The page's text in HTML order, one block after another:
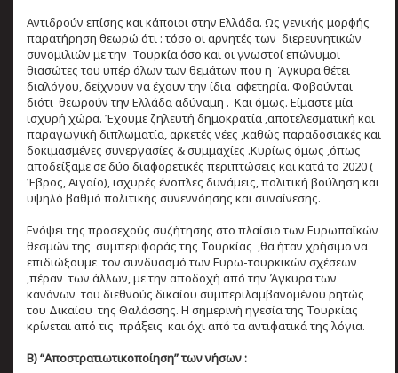
Αντιδρούν επίσης και κάποιοι στην Ελλάδα. Ως γενικής μορφής
παρατήρηση θεωρώ ότι : τόσο οι αρνητές των διερευνητικών
συνομιλιών με την Τουρκία όσο και οι γνωστοί επώνυμοι
θιασώτες του υπέρ όλων των θεμάτων που η Άγκυρα θέτει
διαλόγου, δείχνουν να έχουν την ίδια αφετηρία. Φοβούνται
διότι θεωρούν την Ελλάδα αδύναμη . Και όμως. Είμαστε μία
ισχυρή χώρα. Έχουμε ζηλευτή δημοκρατία ,αποτελεσματική και
παραγωγική διπλωματία, αρκετές νέες ,καθώς παραδοσιακές και
δοκιμασμένες συνεργασίες & συμμαχίες .Κυρίως όμως ,όπως
αποδείξαμε σε δύο διαφορετικές περιπτώσεις και κατά το 2020 (
Έβρος, Αιγαίο), ισχυρές ένοπλες δυνάμεις, πολιτική βούληση και
υψηλό βαθμό πολιτικής συνεννόησης και συναίνεσης.
Ενόψει της προσεχούς συζήτησης στο πλαίσιο των Ευρωπαϊκών
θεσμών της συμπεριφοράς της Τουρκίας ,θα ήταν χρήσιμο να
επιδιώξουμε τον συνδυασμό των Ευρω-τουρκικών σχέσεων
,πέραν των άλλων, με την αποδοχή από την Άγκυρα των
κανόνων του διεθνούς δικαίου συμπεριλαμβανομένου ρητώς
του Δικαίου της Θαλάσσης. Η σημερινή ηγεσία της Τουρκίας
κρίνεται από τις πράξεις και όχι από τα αντιφατικά της λόγια.
Β) “Αποστρατιωτικοποίηση” των νήσων :